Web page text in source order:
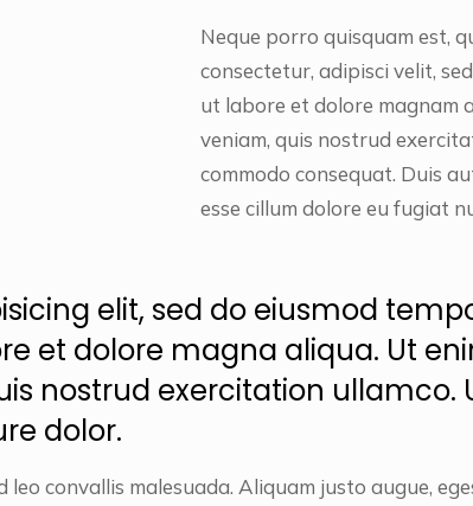
Neque porro quisquam est,
consectetur, adipisci velit,
ut labore et dolore magnam
veniam, quis nostrud
commodo consequat. Duis
esse cillum dolore eu fugiat
elit, sed do eiusmod
et dolore magna aliqua. Ut
nostrud exercitation ullamco.
dolor.
leo convallis malesuada. Aliquam justo augue,